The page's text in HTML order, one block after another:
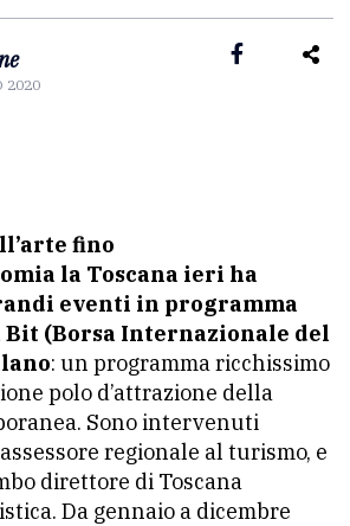
2020
fino
la Toscana ieri ha
eventi in programma
Bit (Borsa Internazionale del
: un programma ricchissimo
polo d’attrazione della
Sono intervenuti
regionale al turismo, e
direttore di Toscana
Da gennaio a dicembre